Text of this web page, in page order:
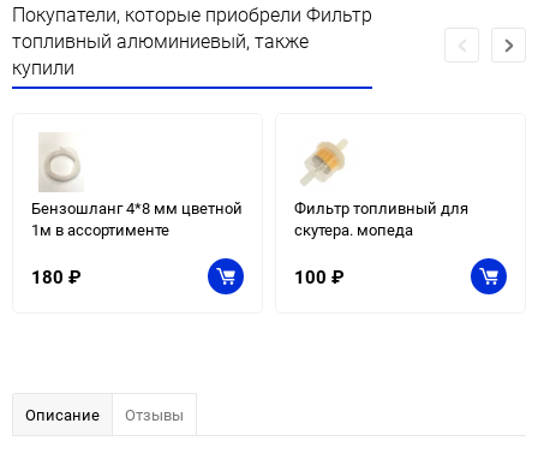
Покупатели, которые приобрели Фильтр
топливный алюминиевый, также
купили
Бензошланг 4*8 мм цветной
1м в ассортименте
180 ₽
Фильтр топливный для
скутера. мопеда
100 ₽
Описание Отзывы